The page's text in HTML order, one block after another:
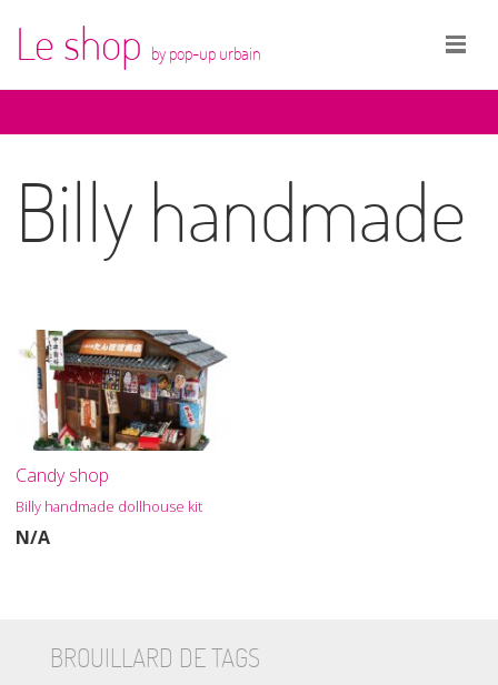
Le shop by pop-up urbain
Billy handmade
Candy shop
Billy handmade dollhouse kit
N/A
BROUILLARD DE TAGS